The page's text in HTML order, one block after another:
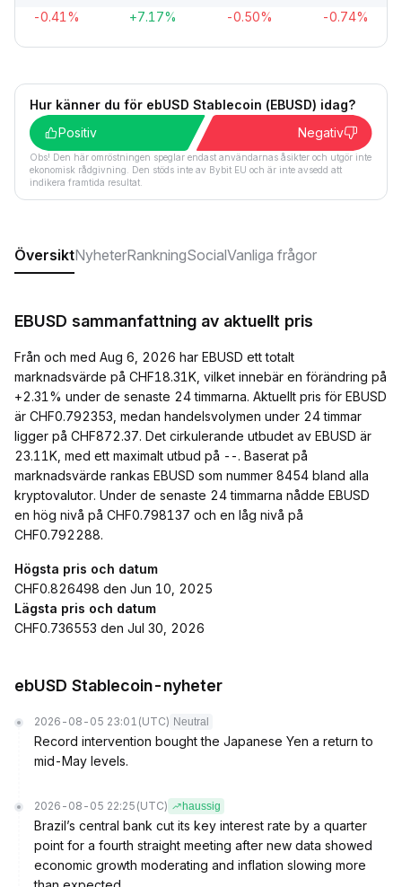
-0.41% +7.17% -0.50% -0.74%
Hur känner du för ebUSD Stablecoin (EBUSD) idag?
Positiv
Negativ
Obs! Den här omröstningen speglar endast användarnas åsikter och utgör inte
ekonomisk rådgivning. Den stöds inte av Bybit EU och är inte avsedd att
indikera framtida resultat.
ÖversiktNyheterRankningSocialVanliga frågor
EBUSD sammanfattning av aktuellt pris
Från och med Aug 6, 2026 har EBUSD ett totalt
marknadsvärde på CHF18.31K, vilket innebär en förändring på
+2.31% under de senaste 24 timmarna. Aktuellt pris för EBUSD
är CHF0.792353, medan handelsvolymen under 24 timmar
ligger på CHF872.37. Det cirkulerande utbudet av EBUSD är
23.11K, med ett maximalt utbud på --. Baserat på
marknadsvärde rankas EBUSD som nummer 8454 bland alla
kryptovalutor. Under de senaste 24 timmarna nådde EBUSD
en hög nivå på CHF0.798137 och en låg nivå på
CHF0.792288.
Högsta pris och datum
CHF0.826498 den Jun 10, 2025
Lägsta pris och datum
CHF0.736553 den Jul 30, 2026
ebUSD Stablecoin-nyheter
2026-08-05 23:01 (UTC) Neutral
Record intervention bought the Japanese Yen a return to
mid-May levels.
2026-08-05 22:25 (UTC) haussig
Brazil’s central bank cut its key interest rate by a quarter
point for a fourth straight meeting after new data showed
economic growth moderating and inflation slowing more